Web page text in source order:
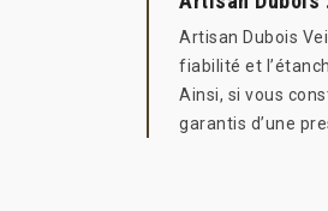
Artisan Dubois
fiabilité et
Ainsi, si vous
garantis d’une